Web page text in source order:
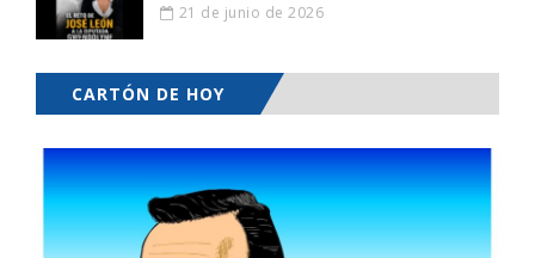
21 de junio de 2026
CARTÓN DE HOY